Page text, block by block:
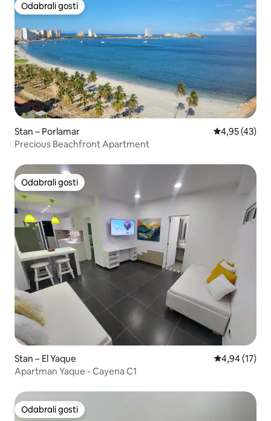
Odabrali gosti
Odabrali gosti
Stan – Porlamar Prosječna
4,95 (43)
Precious Beachfront Apartment
Odabrali gosti
Odabrali gosti
Stan – El Yaque Prosječna
4,94 (17)
Apartman Yaque - Cayena C1
Odabrali gosti
Odabrali gosti